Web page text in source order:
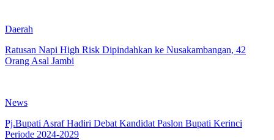
Daerah
Ratusan Napi High Risk Dipindahkan ke Nusakambangan, 42
Orang Asal Jambi
News
Pj.Bupati Asraf Hadiri Debat Kandidat Paslon Bupati Kerinci
Periode 2024-2029